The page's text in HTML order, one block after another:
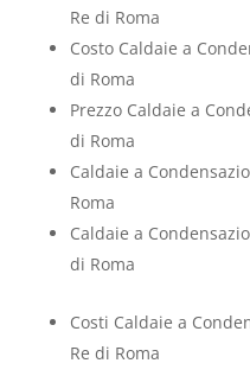
Re di Roma
Costo Caldaie a
di Roma
Prezzo Caldaie a
di Roma
Caldaie a
Roma
Caldaie a
di Roma
Costi Caldaie a
Re di Roma